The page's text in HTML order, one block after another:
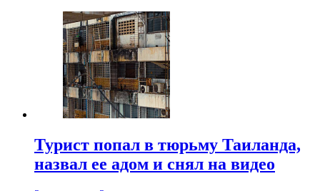
Турист попал в тюрьму Таиланда,
назвал ее адом и снял на видео